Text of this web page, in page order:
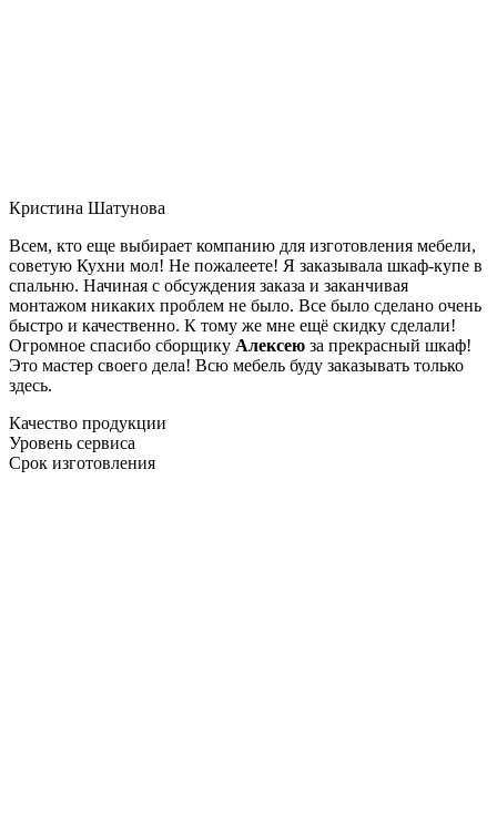
Кристина Шатунова
Всем, кто еще выбирает компанию для изготовления мебели,
советую Кухни мол! Не пожалеете! Я заказывала шкаф-купе в
спальню. Начиная с обсуждения заказа и заканчивая
монтажом никаких проблем не было. Все было сделано очень
быстро и качественно. К тому же мне ещё скидку сделали!
Огромное спасибо сборщику Алексею за прекрасный шкаф!
Это мастер своего дела! Всю мебель буду заказывать только
здесь.
Качество продукции
Уровень сервиса
Срок изготовления